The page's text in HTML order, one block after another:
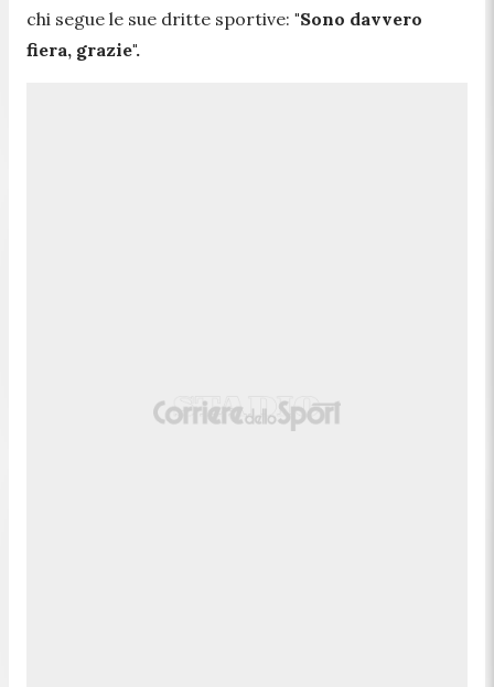
chi segue le sue dritte sportive: "Sono davvero
fiera, grazie".